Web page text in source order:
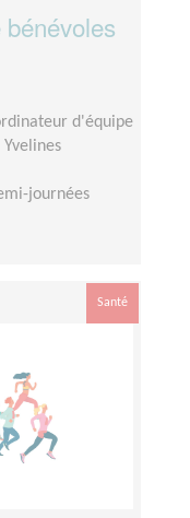
d'équipe
journées
Santé